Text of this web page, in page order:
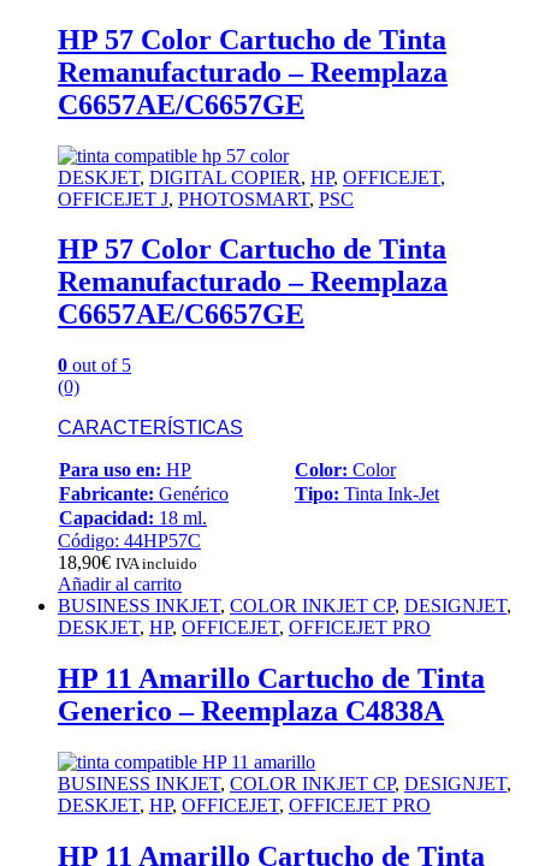
HP 57 Color Cartucho de Tinta
Remanufacturado – Reemplaza
C6657AE/C6657GE
DESKJET, DIGITAL COPIER, HP, OFFICEJET,
OFFICEJET J, PHOTOSMART, PSC
HP 57 Color Cartucho de Tinta
Remanufacturado – Reemplaza
C6657AE/C6657GE
0 out of 5
(0)
CARACTERÍSTICAS
Para uso en: HP Color: Color
Fabricante: Genérico Tipo: Tinta Ink-Jet
Capacidad: 18 ml.
Código: 44HP57C
18,90€ IVA incluido
Añadir al carrito
BUSINESS INKJET, COLOR INKJET CP, DESIGNJET,
DESKJET, HP, OFFICEJET, OFFICEJET PRO
HP 11 Amarillo Cartucho de Tinta
Generico – Reemplaza C4838A
BUSINESS INKJET, COLOR INKJET CP, DESIGNJET,
DESKJET, HP, OFFICEJET, OFFICEJET PRO
HP 11 Amarillo Cartucho de Tinta